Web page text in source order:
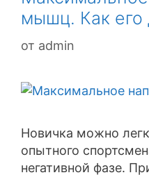
мышц. Как его
от admin
Новичка можно
опытного
негативной фазе.